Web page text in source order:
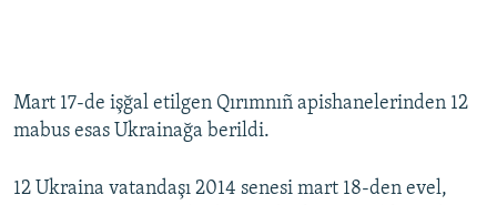
Mart 17-de işğal etilgen Qırımnıñ apishanelerinden 12
mabus esas Ukrainağa berildi.
12 Ukraina vatandaşı 2014 senesi mart 18-den evel,